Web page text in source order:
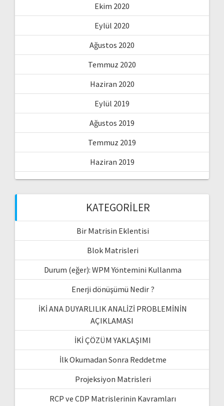
Ekim 2020
Eylül 2020
Ağustos 2020
Temmuz 2020
Haziran 2020
Eylül 2019
Ağustos 2019
Temmuz 2019
Haziran 2019
KATEGORILER
Bir Matrisin Eklentisi
Blok Matrisleri
Durum (eğer): WPM Yöntemini Kullanma
Enerji dönüşümü Nedir ?
İKİ ANA DUYARLILIK ANALİZİ PROBLEMİNİN
AÇIKLAMASI
İKİ ÇÖZÜM YAKLAŞIMI
İlk Okumadan Sonra Reddetme
Projeksiyon Matrisleri
RCP ve CDP Matrislerinin Kavramları